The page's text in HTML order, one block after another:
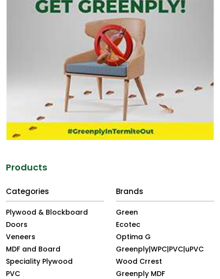
Products
Categories
Plywood & Blockboard
Doors
Veneers
MDF and Board
Speciality Plywood
PVC
Brands
Green
Ecotec
Optima G
Greenply|WPC|PVC|uPVC
Wood Crrest
Greenply MDF